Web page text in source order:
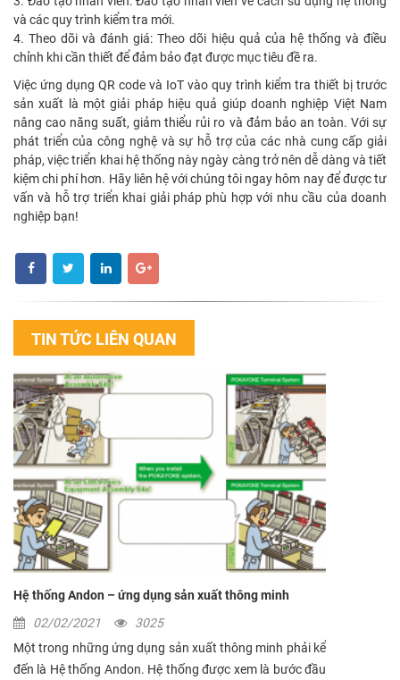
và các quy trình kiểm tra mới.
4. Theo dõi và đánh giá: Theo dõi hiệu quả của hệ thống và điều
chỉnh khi cần thiết để đảm bảo đạt được mục tiêu đề ra.
Việc ứng dụng QR code và IoT vào quy trình kiểm tra thiết bị trước
sản xuất là một giải pháp hiệu quả giúp doanh nghiệp Việt Nam
nâng cao năng suất, giảm thiểu rủi ro và đảm bảo an toàn. Với sự
phát triển của công nghệ và sự hỗ trợ của các nhà cung cấp giải
pháp, việc triển khai hệ thống này ngày càng trở nên dễ dàng và tiết
kiệm chi phí hơn. Hãy liên hệ với chúng tôi ngay hôm nay để được tư
vấn và hỗ trợ triển khai giải pháp phù hợp với nhu cầu của doanh
nghiệp bạn!
TIN TỨC LIÊN QUAN
Hệ thống Andon – ứng dụng sản xuất thông minh
02/02/2021
3025
Một trong những ứng dụng sản xuất thông minh phải kể
đến là Hệ thống Andon. Hệ thống được xem là bước đầu